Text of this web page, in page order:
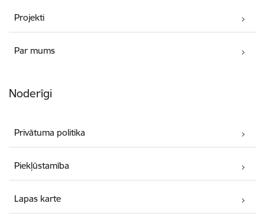
Projekti
Par mums
Noderīgi
Privātuma politika
Piekļūstamība
Lapas karte